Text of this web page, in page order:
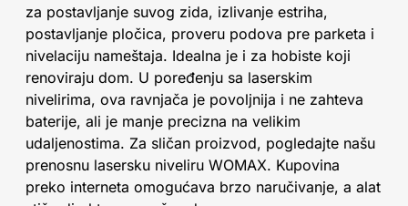
za postavljanje suvog zida, izlivanje estriha,
postavljanje pločica, proveru podova pre parketa i
nivelaciju nameštaja. Idealna je i za hobiste koji
renoviraju dom. U poređenju sa laserskim
nivelirima, ova ravnjača je povoljnija i ne zahteva
baterije, ali je manje precizna na velikim
udaljenostima. Za sličan proizvod, pogledajte našu
prenosnu lasersku niveliru WOMAX. Kupovina
preko interneta omogućava brzo naručivanje, a alat